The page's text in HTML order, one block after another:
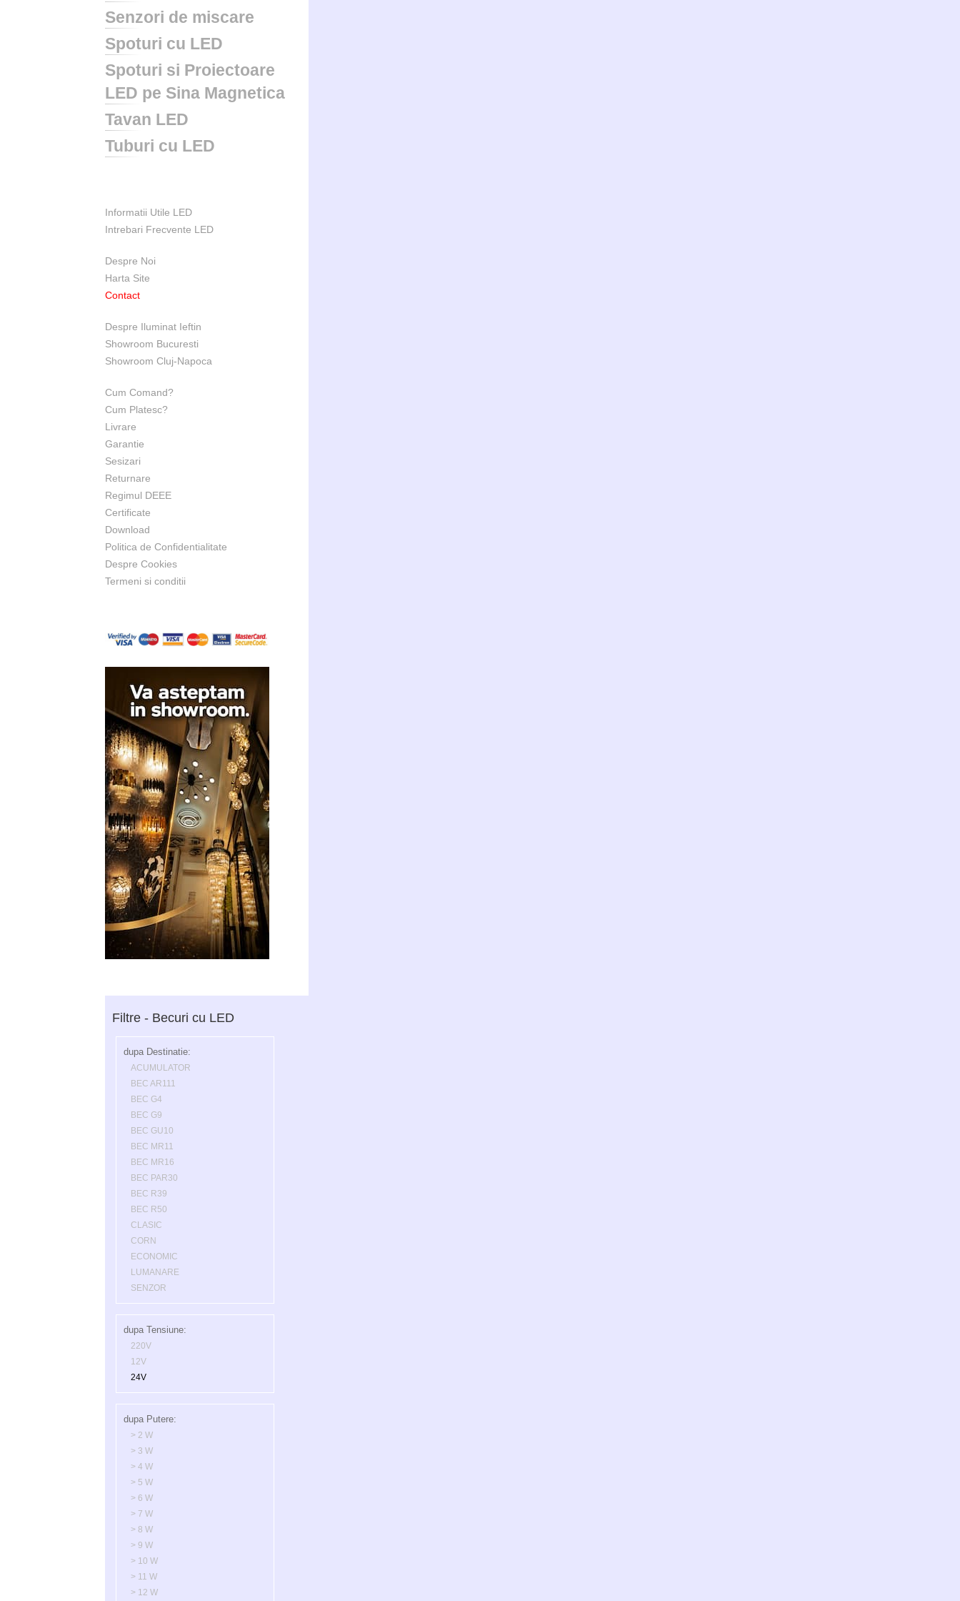
Senzori de miscare
Spoturi cu LED
Spoturi si Proiectoare
LED pe Sina Magnetica
Tavan LED
Tuburi cu LED
Informatii Utile LED
Intrebari Frecvente LED
Despre Noi
Harta Site
Contact
Despre Iluminat Ieftin
Showroom Bucuresti
Showroom Cluj-Napoca
Cum Comand?
Cum Platesc?
Livrare
Garantie
Sesizari
Returnare
Regimul DEEE
Certificate
Download
Politica de Confidentialitate
Despre Cookies
Termeni si conditii
Filtre - Becuri cu LED
dupa Destinatie:
ACUMULATOR
BEC AR111
BEC G4
BEC G9
BEC GU10
BEC MR11
BEC MR16
BEC PAR30
BEC R39
BEC R50
CLASIC
CORN
ECONOMIC
LUMANARE
SENZOR
dupa Tensiune:
220V
12V
24V
dupa Putere:
> 2 W
> 3 W
> 4 W
> 5 W
> 6 W
> 7 W
> 8 W
> 9 W
> 10 W
> 11 W
> 12 W